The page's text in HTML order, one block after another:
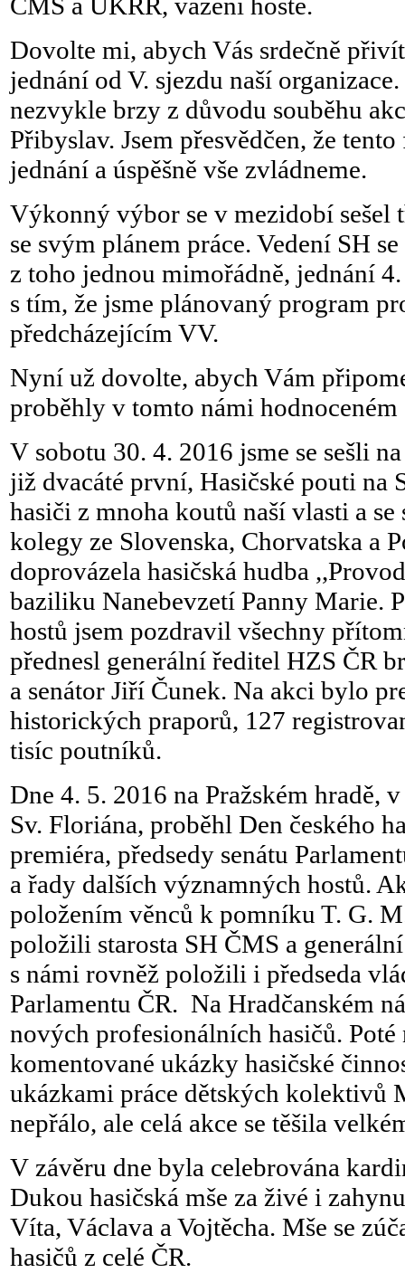
Dovolte mi, abych Vás srdečně
jednání od V. sjezdu naší
nezvykle brzy z důvodu souběhu
Přibyslav. Jsem přesvědčen, že
jednání a úspěšně vše zvládneme.
Výkonný výbor se v mezidobí sešel
se svým plánem práce. Vedení SH
z toho jednou mimořádně, jednání
s tím, že jsme plánovaný program
předcházejícím VV.
Nyní už dovolte, abych Vám
proběhly v tomto námi
V sobotu 30. 4. 2016 jsme se sešli
již dvacáté první, Hasičské pouti na
hasiči z mnoha koutů naší vlasti a
kolegy ze Slovenska, Chorvatska a
doprovázela hasičská hudba
baziliku Nanebevzetí Panny Marie.
hostů jsem pozdravil všechny
přednesl generální ředitel HZS ČR
a senátor Jiří Čunek. Na akci bylo
historických praporů, 127
tisíc poutníků.
Dne 4. 5. 2016 na Pražském hradě,
Sv. Floriána, proběhl Den českého
premiéra, předsedy senátu
a řady dalších významných hostů.
položením věnců k pomníku T. G.
položili starosta SH ČMS a
s námi rovněž položili i předseda
Parlamentu ČR. Na Hradčanském
nových profesionálních hasičů. Poté
komentované ukázky hasičské
ukázkami práce dětských kolektivů
nepřálo, ale celá akce se těšila
V závěru dne byla celebrována
Dukou hasičská mše za živé i
Víta, Václava a Vojtěcha. Mše se
hasičů z celé ČR.